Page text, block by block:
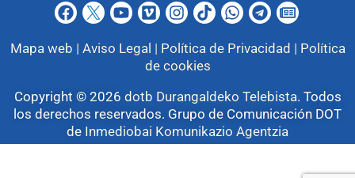
Mapa web | Aviso Legal | Política de Privacidad | Política
de cookies
Copyright © 2026 dotb Durangaldeko Telebista. Todos
los derechos reservados. Grupo de Comunicación DOT
de Inmediobai Komunikazio Agentzia